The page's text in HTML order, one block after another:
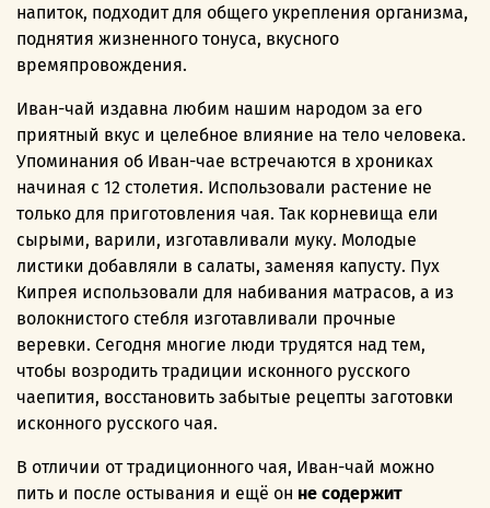
напиток, подходит для общего укрепления организма,
поднятия жизненного тонуса, вкусного
времяпровождения.
Иван-чай издавна любим нашим народом за его
приятный вкус и целебное влияние на тело человека.
Упоминания об Иван-чае встречаются в хрониках
начиная с 12 столетия. Использовали растение не
только для приготовления чая. Так корневища ели
сырыми, варили, изготавливали муку. Молодые
листики добавляли в салаты, заменяя капусту. Пух
Кипрея использовали для набивания матрасов, а из
волокнистого стебля изготавливали прочные
веревки. Сегодня многие люди трудятся над тем,
чтобы возродить традиции исконного русского
чаепития, восстановить забытые рецепты заготовки
исконного русского чая.
В отличии от традиционного чая, Иван-чай можно
пить и после остывания и ещё он не содержит